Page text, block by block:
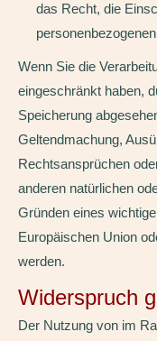
das Recht, die
Wenn Sie die
eingeschränkt haben,
Speicherung
Geltendmachung,
Rechtsansprüchen
anderen natürlichen
Gründen eines
Europäischen Union
werden.
Widerspruch
Der Nutzung von im